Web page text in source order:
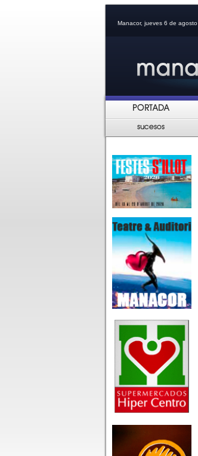
Manacor, jueves 6 de agosto